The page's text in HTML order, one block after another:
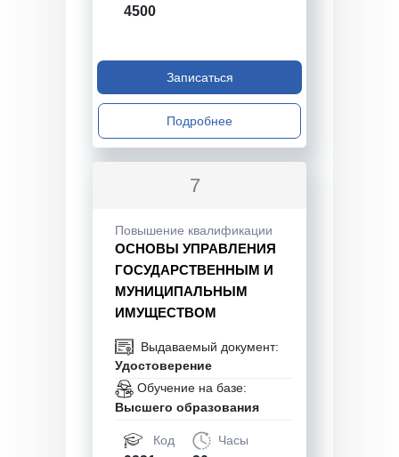
4500
Записаться
Подробнее
7
Повышение квалификации
ОСНОВЫ УПРАВЛЕНИЯ
ГОСУДАРСТВЕННЫМ И
МУНИЦИПАЛЬНЫМ
ИМУЩЕСТВОМ
Выдаваемый документ:
Удостоверение
Обучение на базе:
Высшего образования
Код Часы